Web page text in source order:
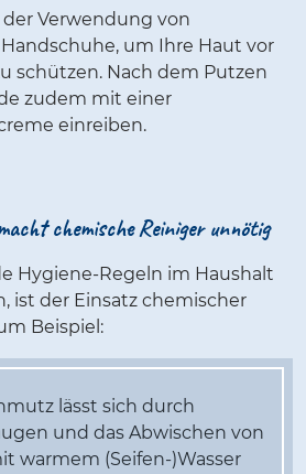
der Verwendung von
um Ihre Haut vor
schützen. Nach dem Putzen
zudem mit einer
einreiben.
chemische Reiniger unnötig
Hygiene-Regeln im Haushalt
ist der Einsatz chemischer
Beispiel:
lässt sich durch
und das Abwischen von
warmem (Seifen-)Wasser